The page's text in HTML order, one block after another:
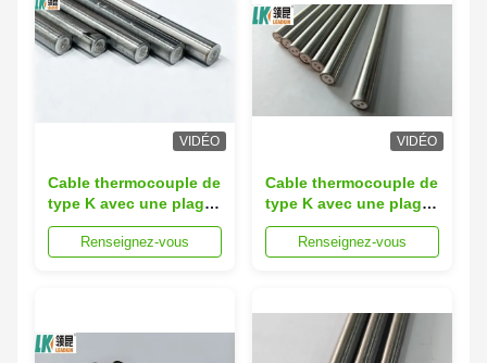
VIDÉO
Cable thermocouple de
type K avec une plage
de température de
200°C à 1000°C, une
Renseignez-vous
VIDÉO
Cable thermocouple de
type K avec une plage
de température de
200°C à 1000°C,
industrielle
Renseignez-vous